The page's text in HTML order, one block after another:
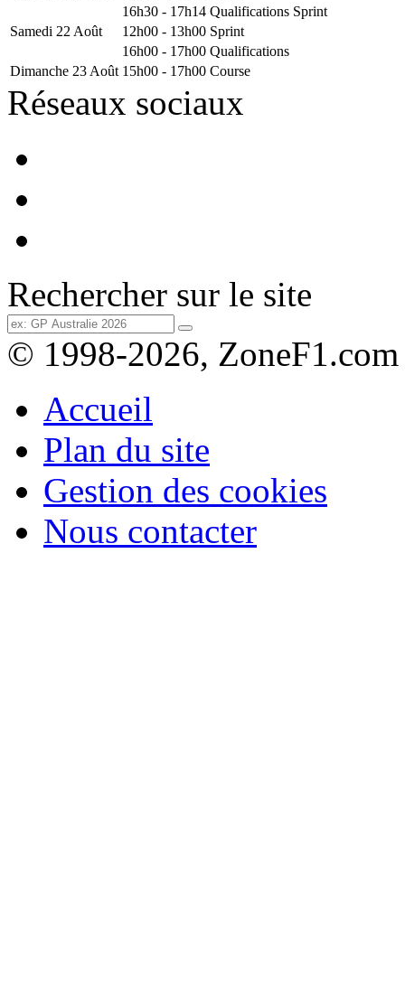
16h30 - 17h14 Qualifications Sprint
Samedi 22 Août
12h00 - 13h00 Sprint
16h00 - 17h00 Qualifications
Dimanche 23 Août 15h00 - 17h00 Course
Réseaux sociaux
Rechercher sur le site
© 1998-2026, ZoneF1.com
Accueil
Plan du site
Gestion des cookies
Nous contacter